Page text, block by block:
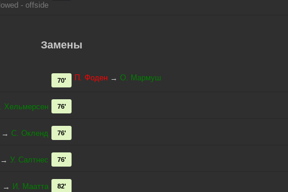
- offside
Замены
П. Фоден → О. Мармуш
70'
Хельмерсен 76'
→ С. Окленд 76'
→ У. Салтнес 76'
→ И. Маатта 82'